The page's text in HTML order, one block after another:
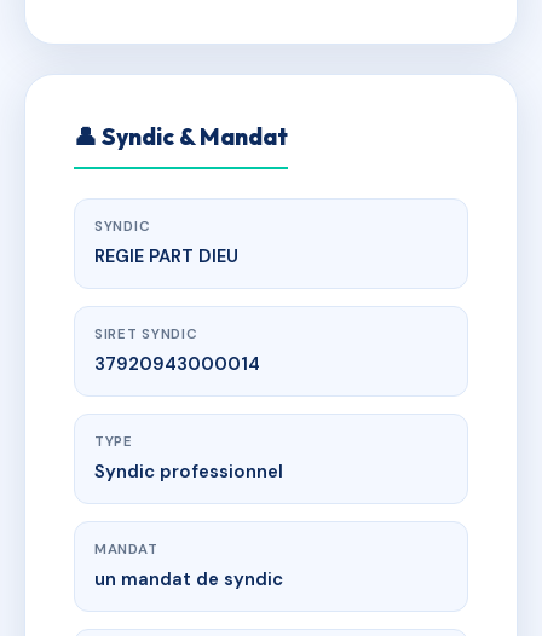
👤 Syndic & Mandat
SYNDIC
REGIE PART DIEU
SIRET SYNDIC
37920943000014
TYPE
Syndic professionnel
MANDAT
un mandat de syndic